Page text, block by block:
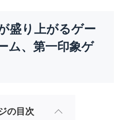
盛り上がるゲー
ム、第一印象ゲ
の目次